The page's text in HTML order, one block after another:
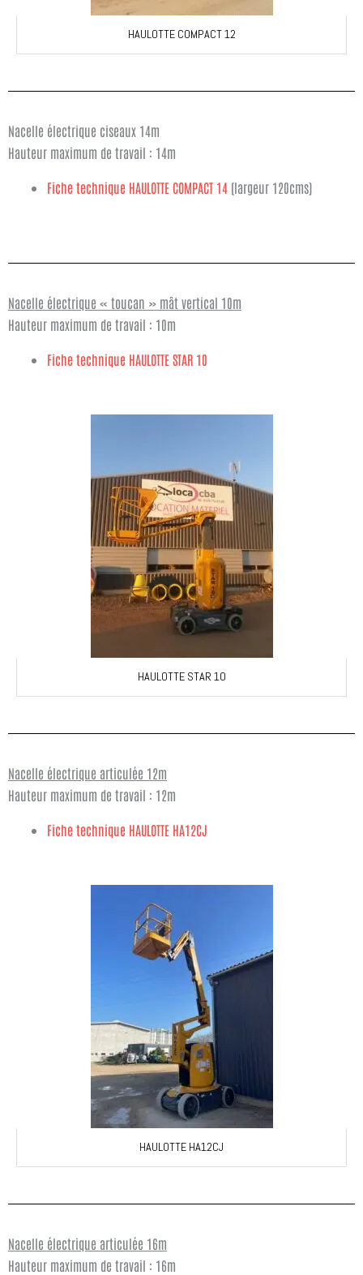
HAULOTTE COMPACT 12
Nacelle électrique ciseaux 14m
Hauteur maximum de travail : 14m
Fiche technique HAULOTTE COMPACT 14 (largeur 120cms)
Nacelle électrique « toucan » mât vertical 10m
Hauteur maximum de travail : 10m
Fiche technique HAULOTTE STAR 10
HAULOTTE STAR 10
Nacelle électrique articulée 12m
Hauteur maximum de travail : 12m
Fiche technique HAULOTTE HA12CJ
HAULOTTE HA12CJ
Nacelle électrique articulée 16m
Hauteur maximum de travail : 16m